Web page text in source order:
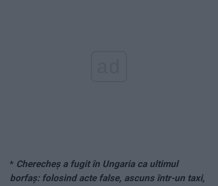
* Cherecheș a fugit în Ungaria ca ultimul
borfaș: folosind acte false, ascuns într-un taxi,